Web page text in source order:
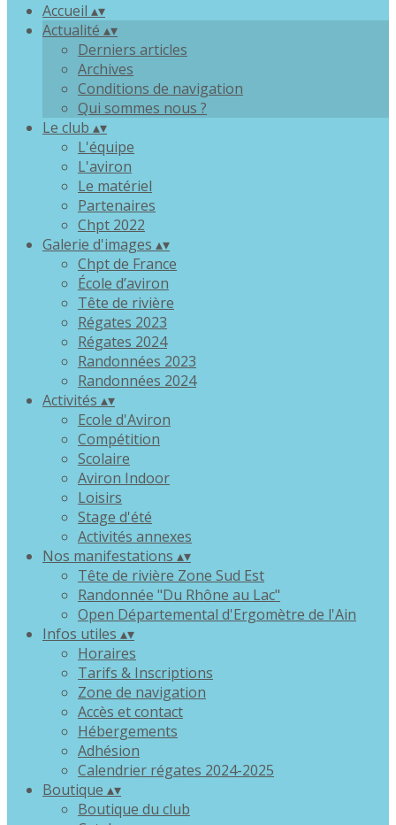
Accueil ▴▾
Actualité ▴▾
Derniers articles
Archives
Conditions de navigation
Qui sommes nous ?
Le club ▴▾
L'équipe
L'aviron
Le matériel
Partenaires
Chpt 2022
Galerie d'images ▴▾
Chpt de France
École d’aviron
Tête de rivière
Régates 2023
Régates 2024
Randonnées 2023
Randonnées 2024
Activités ▴▾
Ecole d'Aviron
Compétition
Scolaire
Aviron Indoor
Loisirs
Stage d'été
Activités annexes
Nos manifestations ▴▾
Tête de rivière Zone Sud Est
Randonnée "Du Rhône au Lac"
Open Départemental d'Ergomètre de l'Ain
Infos utiles ▴▾
Horaires
Tarifs & Inscriptions
Zone de navigation
Accès et contact
Hébergements
Adhésion
Calendrier régates 2024-2025
Boutique ▴▾
Boutique du club